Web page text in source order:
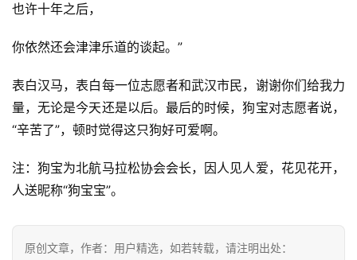
也许十年之后，
你依然还会津津乐道的谈起。”
表白汉马，表白每一位志愿者和武汉市民，谢谢你们给我力
量，无论是今天还是以后。最后的时候，狗宝对志愿者说，
“辛苦了”，顿时觉得这只狗好可爱啊。
注：狗宝为北航马拉松协会会长，因人见人爱，花见花开，
人送昵称“狗宝宝”。
原创文章，作者：用户精选，如若转载，请注明出处：